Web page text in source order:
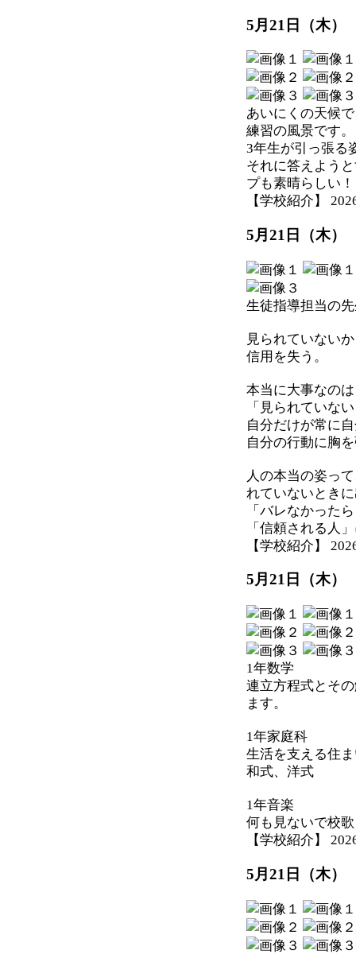
5月21日（木
あいにくの天候
練習の風景です。
3年生が引っ張る
それに答えよう
プも素晴らしい！
【学校紹介】
5月21日（木
生徒指導担当の
見られていない
信用を失う。
本当に大事なのは
「見られていな
自分だけが常に
自分の行動に胸
人の本当の姿っ
れていないとき
「バレなかった
「信頼される人
【学校紹介】
5月21日（木
1年数学
連立方程式とそ
ます。
1年家庭科
生活を支える住
和式、洋式
1年音楽
何も見ないで校
【学校紹介】
5月21日（木